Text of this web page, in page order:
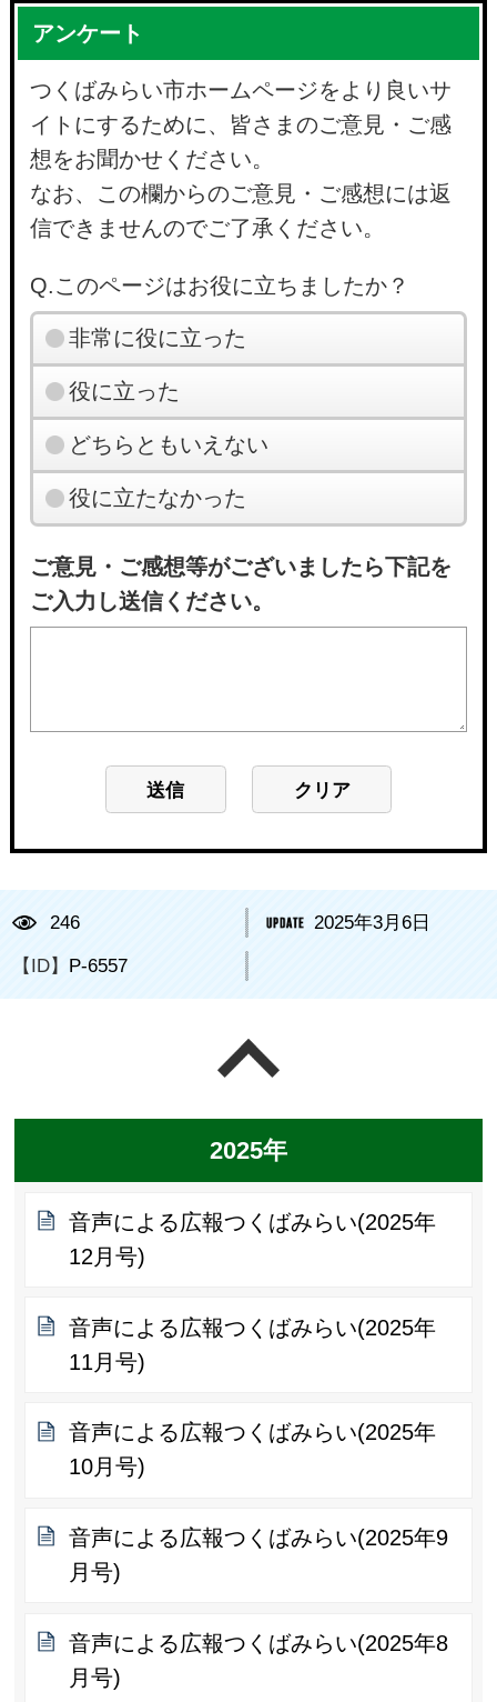
アンケート
つくばみらい市ホームページをより良いサ
イトにするために、皆さまのご意見・ご感
想をお聞かせください。
なお、この欄からのご意見・ご感想には返
信できませんのでご了承ください。
Q.このページはお役に立ちましたか？
非常に役に立った
役に立った
どちらともいえない
役に立たなかった
ご意見・ご感想等がございましたら下記を
ご入力し送信ください。
246 2025年3月6日
【ID】 P-6557
2025年
音声による広報つくばみらい(2025年
12月号)
音声による広報つくばみらい(2025年
11月号)
音声による広報つくばみらい(2025年
10月号)
音声による広報つくばみらい(2025年9
月号)
音声による広報つくばみらい(2025年8
月号)